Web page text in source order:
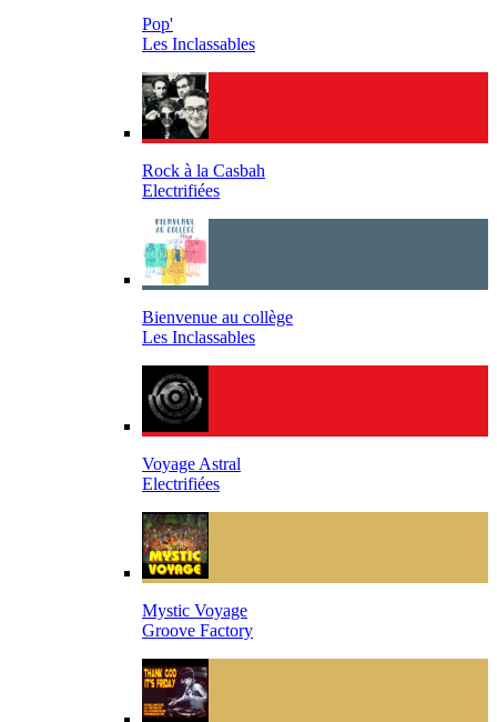
Pop'
Les Inclassables
Rock à la Casbah
Electrifiées
Bienvenue au collège
Les Inclassables
Voyage Astral
Electrifiées
Mystic Voyage
Groove Factory